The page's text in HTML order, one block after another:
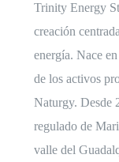
Trinity Energy
creación
energía. Nace
de los activos
Naturgy. Desde
regulado de
valle del